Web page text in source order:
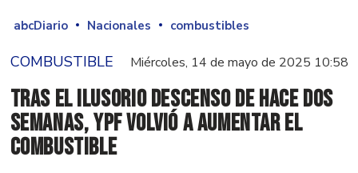
abcDiario Nacionales combustibles
COMBUSTIBLE Miércoles, 14 de mayo de 2025 10:58
Tras el ilusorio descenso de hace dos
semanas, YPF volvió a aumentar el
combustible